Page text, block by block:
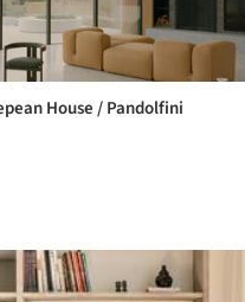
House / Pandolfini